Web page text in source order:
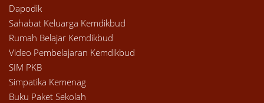
Dapodik
Sahabat Keluarga Kemdikbud
Rumah Belajar Kemdikbud
Video Pembelajaran Kemdikbud
SIM PKB
Simpatika Kemenag
Buku Paket Sekolah